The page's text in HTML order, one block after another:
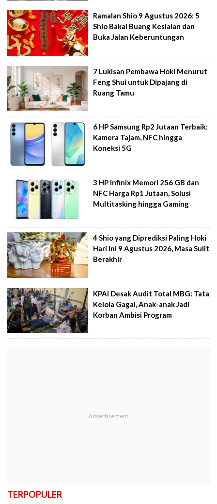
Ramalan Shio 9 Agustus 2026: 5
Shio Bakal Buang Kesialan dan
Buka Jalan Keberuntungan
7 Lukisan Pembawa Hoki Menurut
Feng Shui untuk Dipajang di
Ruang Tamu
6 HP Samsung Rp2 Jutaan Terbaik:
Kamera Tajam, NFC hingga
Koneksi 5G
3 HP Infinix Memori 256 GB dan
NFC Harga Rp1 Jutaan, Solusi
Multitasking hingga Gaming
4 Shio yang Diprediksi Paling Hoki
Hari Ini 9 Agustus 2026, Masa Sulit
Berakhir
KPAI Desak Audit Total MBG: Tata
Kelola Gagal, Anak-anak Jadi
Korban Ambisi Program
TERPOPULER